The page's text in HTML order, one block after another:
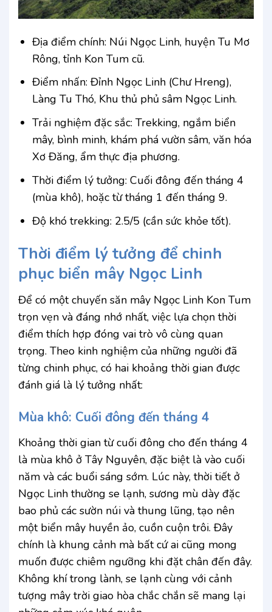
Địa điểm chính: Núi Ngọc Linh, huyện Tu Mơ
Rông, tỉnh Kon Tum cũ.
Điểm nhấn: Đỉnh Ngọc Linh (Chư Hreng),
Làng Tu Thó, Khu thủ phủ sâm Ngọc Linh.
Trải nghiệm đặc sắc: Trekking, ngắm biển
mây, bình minh, khám phá vườn sâm, văn hóa
Xơ Đăng, ẩm thực địa phương.
Thời điểm lý tưởng: Cuối đông đến tháng 4
(mùa khô), hoặc từ tháng 1 đến tháng 9.
Độ khó trekking: 2.5/5 (cần sức khỏe tốt).
Thời điểm lý tưởng để chinh
phục biển mây Ngọc Linh
Để có một chuyến săn mây Ngọc Linh Kon Tum
trọn vẹn và đáng nhớ nhất, việc lựa chọn thời
điểm thích hợp đóng vai trò vô cùng quan
trọng. Theo kinh nghiệm của những người đã
từng chinh phục, có hai khoảng thời gian được
đánh giá là lý tưởng nhất:
Mùa khô: Cuối đông đến tháng 4
Khoảng thời gian từ cuối đông cho đến tháng 4
là mùa khô ở Tây Nguyên, đặc biệt là vào cuối
năm và các buổi sáng sớm. Lúc này, thời tiết ở
Ngọc Linh thường se lạnh, sương mù dày đặc
bao phủ các sườn núi và thung lũng, tạo nên
một biển mây huyền ảo, cuồn cuộn trôi. Đây
chính là khung cảnh mà bất cứ ai cũng mong
muốn được chiêm ngưỡng khi đặt chân đến đây.
Không khí trong lành, se lạnh cùng với cảnh
tượng mây trời giao hòa chắc chắn sẽ mang lại